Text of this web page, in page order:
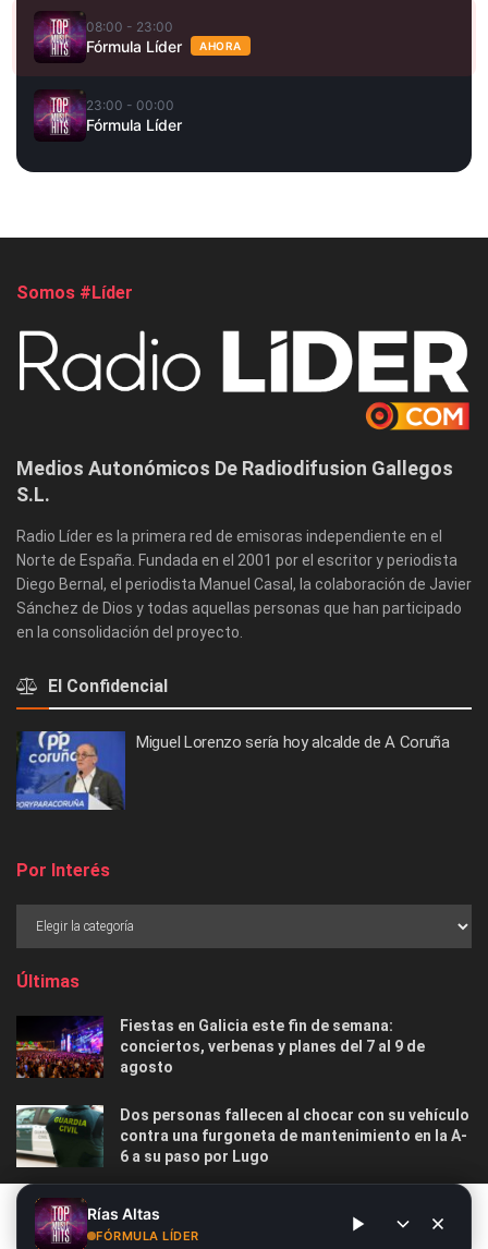
08:00 - 23:00
Fórmula Líder AHORA
23:00 - 00:00
Fórmula Líder
Somos #Líder
Medios Autonómicos De Radiodifusion Gallegos
S.L.
Radio Líder es la primera red de emisoras independiente en el
Norte de España. Fundada en el 2001 por el escritor y periodista
Diego Bernal, el periodista Manuel Casal, la colaboración de Javier
Sánchez de Dios y todas aquellas personas que han participado
en la consolidación del proyecto.
El Confidencial
Miguel Lorenzo sería hoy alcalde de A Coruña
Por Interés
Últimas
Fiestas en Galicia este fin de semana:
conciertos, verbenas y planes del 7 al 9 de
agosto
Dos personas fallecen al chocar con su vehículo
contra una furgoneta de mantenimiento en la A-
6 a su paso por Lugo
Las 12 playas gallegas con Bandera Azul menos
masificadas para disfrutar este verano
Rías Altas
FÓRMULA LÍDER
Este sitio web utiliza cookies. Al continuar utilizando este sitio
web, usted da su consentimiento para el uso de cookies. Visite